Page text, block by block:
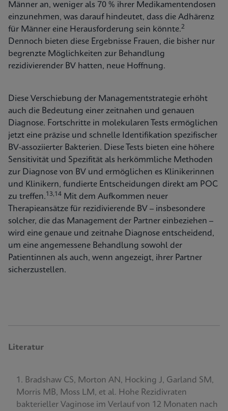
Männer an, weniger als 70 % ihrer Medikamentendosen
einzunehmen, was darauf hindeutet, dass die Adhärenz
für Männer eine Herausforderung sein könnte.2
Dennoch bieten diese Ergebnisse Frauen, die bisher nur
begrenzte Möglichkeiten zur Behandlung
rezidivierender BV hatten, neue Hoffnung.
Diese Verschiebung der Managementstrategie erhöht
auch die Bedeutung einer zeitnahen und genauen
Diagnose. Fortschritte in molekularen Tests ermöglichen
jetzt eine präzise und schnelle Identifikation spezifischer
BV-assoziierter Bakterien. Diese Tests bieten eine höhere
Sensitivität und Spezifität als herkömmliche Methoden
zur Diagnose von BV und ermöglichen es Klinikerinnen
und Klinikern, fundierte Entscheidungen direkt am POC
zu treffen.13,14 Mit dem Aufkommen neuer
Therapieansätze für rezidivierende BV – insbesondere
solcher, die das Management der Partner einbeziehen –
wird eine genaue und zeitnahe Diagnose entscheidend,
um eine angemessene Behandlung sowohl der
Patientinnen als auch, wenn angezeigt, ihrer Partner
sicherzustellen.
Literatur
Bradshaw CS, Morton AN, Hocking J, Garland SM,
Morris MB, Moss LM, et al. Hohe Rezidivraten
bakterieller Vaginose im Verlauf von 12 Monaten nach